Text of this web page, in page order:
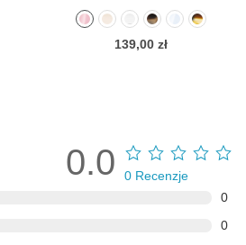
139,00 zł
0
0
0.0 0 Recenzje